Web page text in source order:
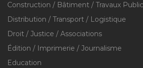
Construction / Bâtiment / Travaux
Distribution / Transport / Logistique
Droit / Justice / Associations
Édition / Imprimerie / Journalisme
Education